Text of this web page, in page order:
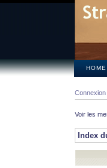
HOME
Connexion
Voir les
Index